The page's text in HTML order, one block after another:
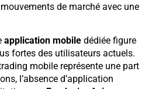
de marché avec une
application mobile dédiée figure
fortes des utilisateurs actuels.
mobile représente une part
l’absence d’application